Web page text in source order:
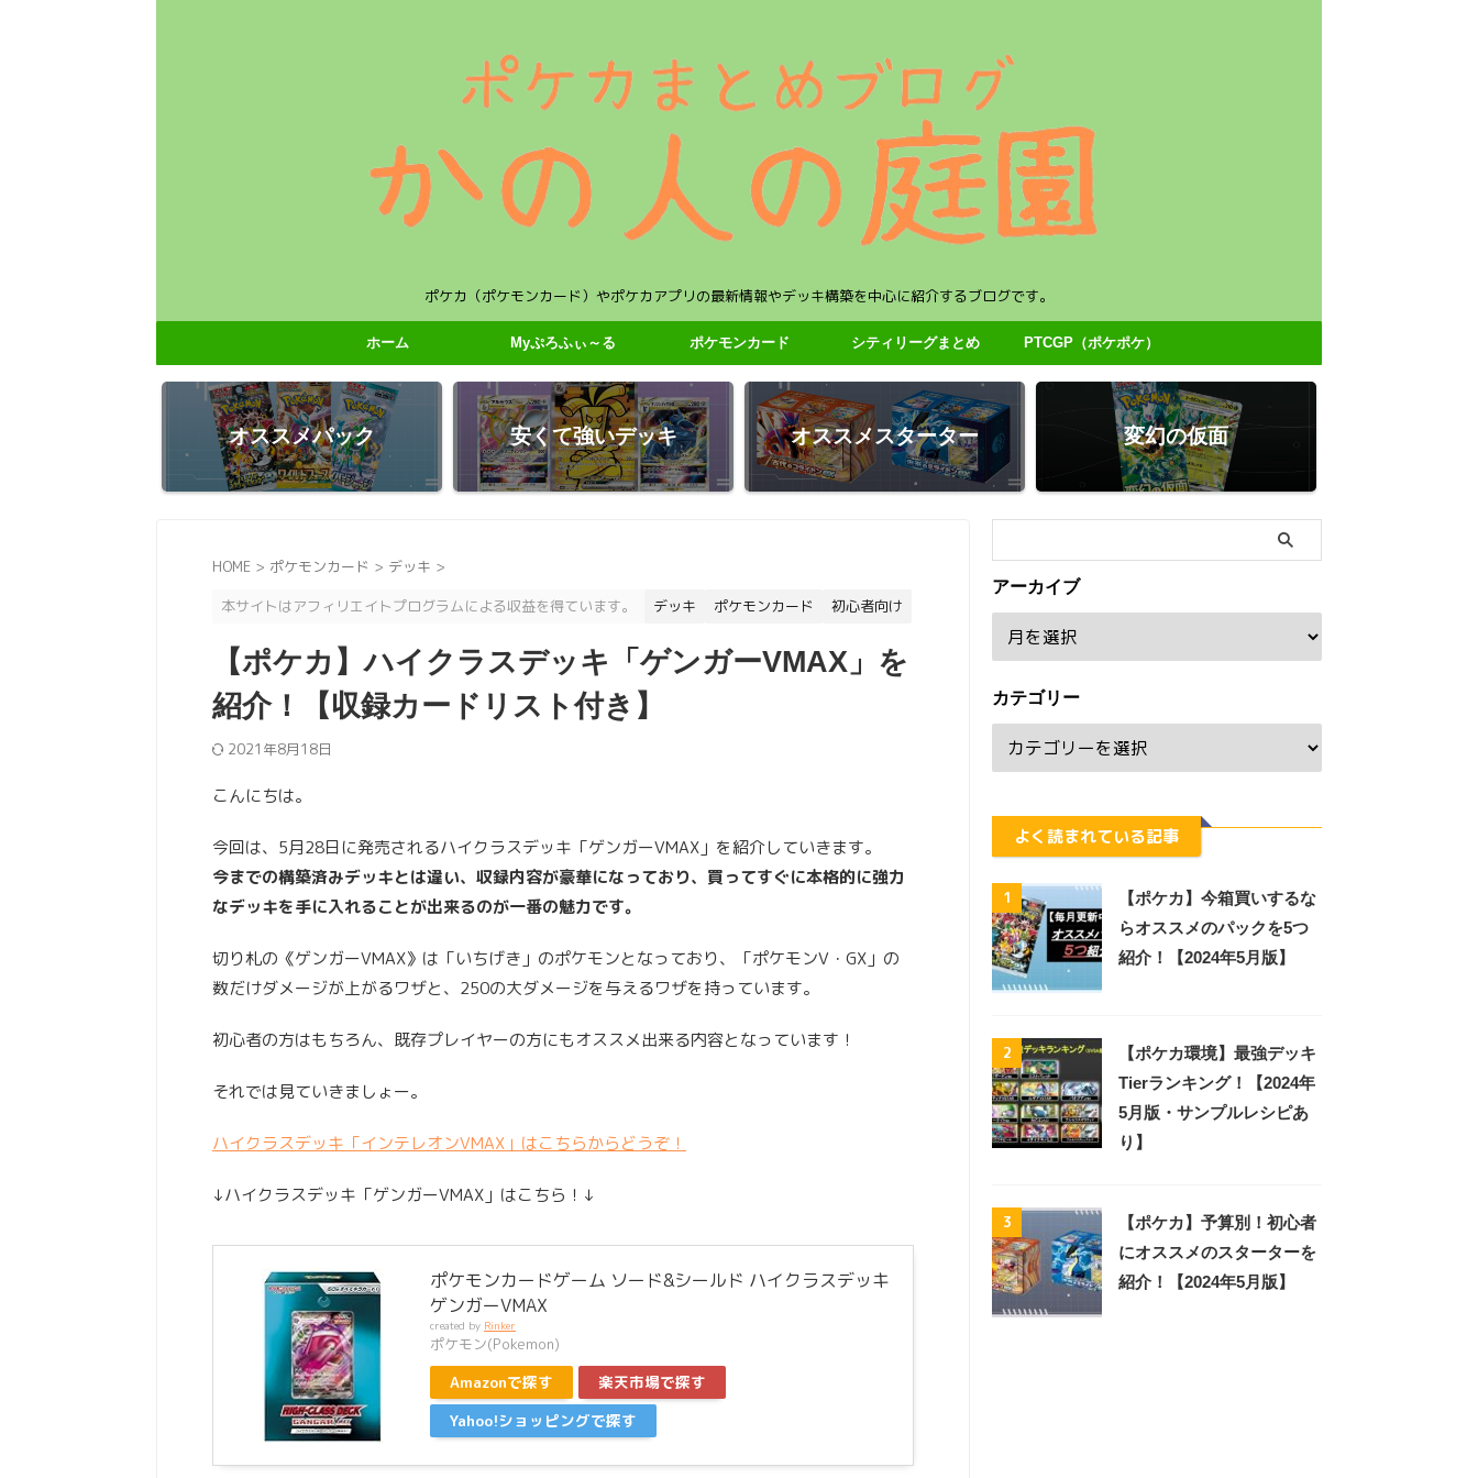
ポケカ（ポケモンカード）やポケカアプリの最新情報やデッキ構築を中心に紹介するブログです。
ホーム Myぷろふぃ～る ポケモンカード シティリーグまとめ PTCGP（ポケポケ）
オススメパック 安くて強いデッキ オススメスターター 変幻の仮面
HOME > ポケモンカード > デッキ >
本サイトはアフィリエイトプログラムによる収益を得ています。
デッキ ポケモンカード 初心者向け
【ポケカ】ハイクラスデッキ「ゲンガーVMAX」を
紹介！【収録カードリスト付き】
2021年8月18日
こんにちは。
今回は、5月28日に発売されるハイクラスデッキ「ゲンガーVMAX」を紹介していきます。
今までの構築済みデッキとは違い、収録内容が豪華になっており、買ってすぐに本格的に強力
なデッキを手に入れることが出来るのが一番の魅力です。
切り札の《ゲンガーVMAX》は「いちげき」のポケモンとなっており、「ポケモンV・GX」の
数だけダメージが上がるワザと、250の大ダメージを与えるワザを持っています。
初心者の方はもちろん、既存プレイヤーの方にもオススメ出来る内容となっています！
それでは見ていきましょー。
ハイクラスデッキ「インテレオンVMAX」はこちらからどうぞ！
↓ハイクラスデッキ「ゲンガーVMAX」はこちら！↓
ポケモンカードゲーム ソード&シールド ハイクラスデッキ
ゲンガーVMAX
created by Rinker
ポケモン(Pokemon)
Amazonで探す
楽天市場で探す
Yahoo!ショッピングで探す
アーカイブ
カテゴリー
よく読まれている記事
1
【ポケカ】今箱買いするな
らオススメのパックを5つ
紹介！【2024年5月版】
2
【ポケカ環境】最強デッキ
Tierランキング！【2024年
5月版・サンプルレシピあ
り】
3
【ポケカ】予算別！初心者
にオススメのスターターを
紹介！【2024年5月版】